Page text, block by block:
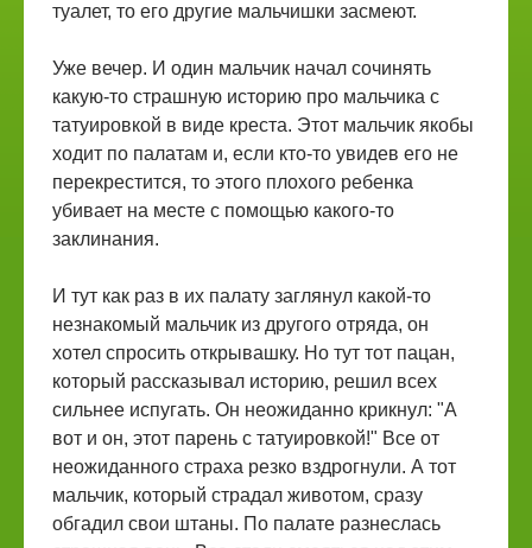
туалет, то его другие мальчишки засмеют.
Уже вечер. И один мальчик начал сочинять
какую-то страшную историю про мальчика с
татуировкой в виде креста. Этот мальчик якобы
ходит по палатам и, если кто-то увидев его не
перекрестится, то этого плохого ребенка
убивает на месте с помощью какого-то
заклинания.
И тут как раз в их палату заглянул какой-то
незнакомый мальчик из другого отряда, он
хотел спросить открывашку. Но тут тот пацан,
который рассказывал историю, решил всех
сильнее испугать. Он неожиданно крикнул: "А
вот и он, этот парень с татуировкой!" Все от
неожиданного страха резко вздрогнули. А тот
мальчик, который страдал животом, сразу
обгадил свои штаны. По палате разнеслась